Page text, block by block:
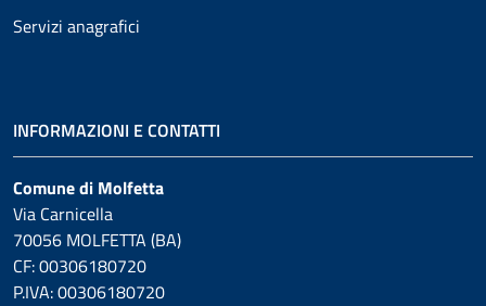
Servizi anagrafici
INFORMAZIONI E CONTATTI
Comune di Molfetta
Via Carnicella
70056 MOLFETTA (BA)
CF: 00306180720
P.IVA: 00306180720